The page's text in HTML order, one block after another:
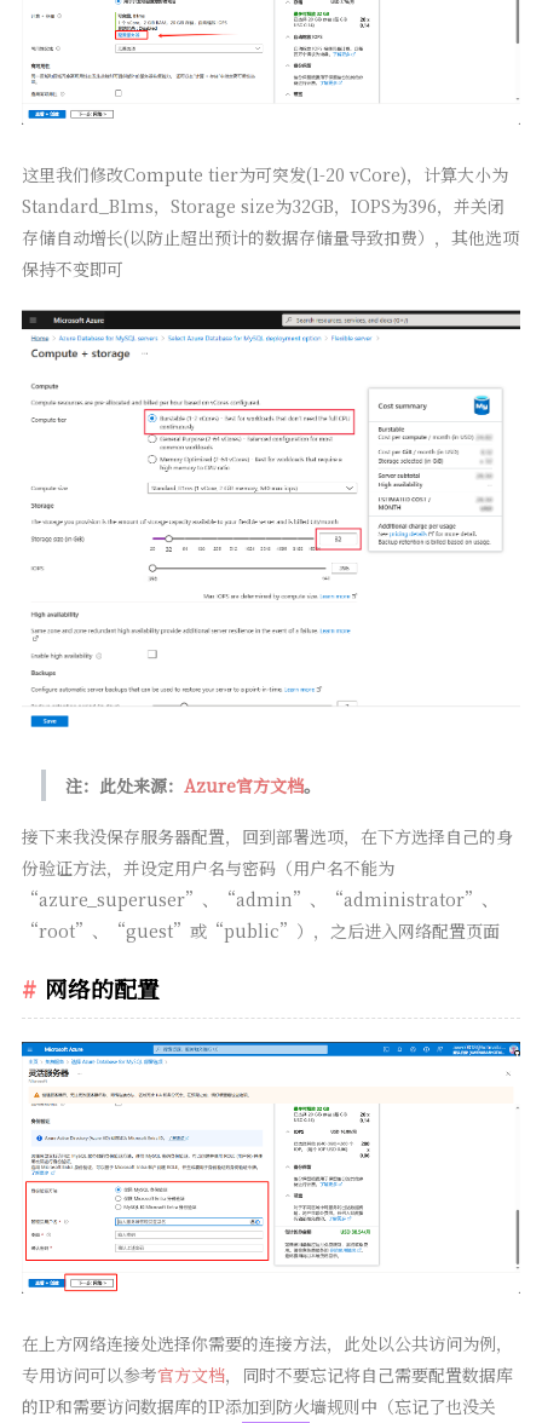
这里我们修改Compute tier为可突发(1-20 vCore)，计算大小为
Standard_B1ms，Storage size为32GB，IOPS为396，并关闭
存储自动增长(以防止超出预计的数据存储量导致扣费），其他选项
保持不变即可
注：此处来源： Azure官方文档。
接下来我没保存服务器配置，回到部署选项，在下方选择自己的身
份验证方法，并设定用户名与密码（用户名不能为
“azure_superuser”、“admin”、“administrator”、
“root”、“guest”或“public”），之后进入网络配置页面
网络的配置
在上方网络连接处选择你需要的连接方法，此处以公共访问为例，
专用访问可以参考官方文档，同时不要忘记将自己需要配置数据库
的IP和需要访问数据库的IP添加到防火墙规则中（忘记了也没关